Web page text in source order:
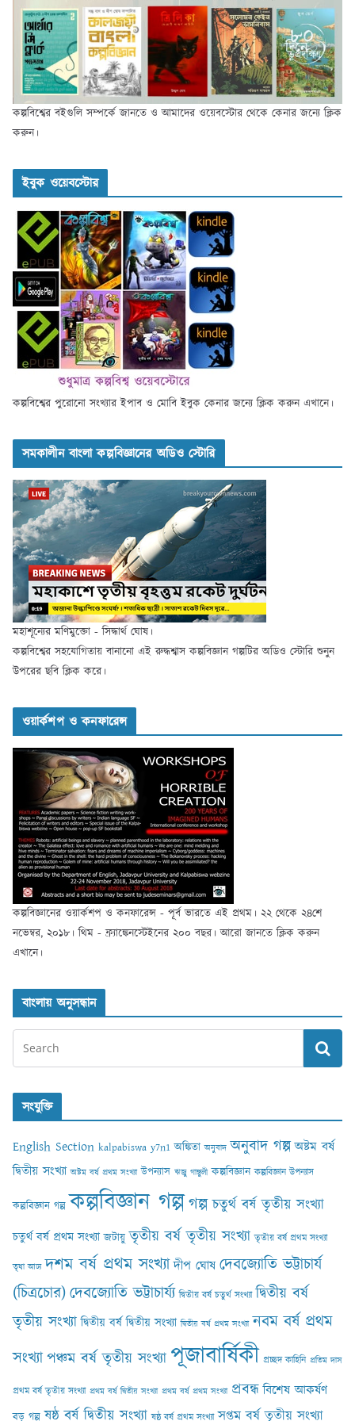
কল্পবিশ্বের বইগুলি সম্পর্কে জানতে ও আমাদের ওয়েবস্টোর থেকে কেনার জন্যে ক্লিক
করুন।
ইবুক ওয়েবস্টোর
কল্পবিশ্বের পুরোনো সংখ্যার ইপাব ও মোবি ইবুক কেনার জন্যে ক্লিক করুন এখানে।
সমকালীন বাংলা কল্পবিজ্ঞানের অডিও স্টোরি
মহাশূন্যের মণিমুক্তো - সিদ্ধার্থ ঘোষ।
কল্পবিশ্বের সহযোগিতায় বানানো এই রুদ্ধশ্বাস কল্পবিজ্ঞান গল্পটির অডিও স্টোরি শুনুন
উপরের ছবি ক্লিক করে।
ওয়ার্কশপ ও কনফারেন্স
কল্পবিজ্ঞানের ওয়ার্কশপ ও কনফারেন্স - পূর্ব ভারতে এই প্রথম। ২২ থেকে ২৪শে
নভেম্বর, ২০১৮। থিম - ফ্র্যাঙ্কেনস্টেইনের ২০০ বছর। আরো জানতে ক্লিক করুন
এখানে।
বাংলায় অনুসন্ধান
সংযুক্তি
English Section kalpabiswa y7n1 অঙ্কিতা অনুবাদ অনুবাদ গল্প অষ্টম বর্ষ
দ্বিতীয় সংখ্যা অষ্টম বর্ষ প্রথম সংখ্যা উপন্যাস ঋজু গাঙ্গুলী কল্পবিজ্ঞান কল্পবিজ্ঞান উপন্যাস
কল্পবিজ্ঞান গল্প কল্পবিজ্ঞান গল্পগল্প চতুর্থ বর্ষ তৃতীয় সংখ্যা
চতুর্থ বর্ষ প্রথম সংখ্যা জটায়ু তৃতীয় বর্ষ তৃতীয় সংখ্যা তৃতীয় বর্ষ প্রথম সংখ্যা
তৃষা আঢ‍্য দশম বর্ষ প্রথম সংখ্যা দীপ ঘোষ দেবজ্যোতি ভট্টাচার্য
(চিত্রচোর)দেবজ্যোতি ভট্টাচার্য্য দ্বিতীয় বর্ষ চতুর্থ সংখ্যা দ্বিতীয় বর্ষ
তৃতীয় সংখ্যা দ্বিতীয় বর্ষ দ্বিতীয় সংখ্যা দ্বিতীয় বর্ষ প্রথম সংখ্যা নবম বর্ষ প্রথম
সংখ্যাপঞ্চম বর্ষ তৃতীয় সংখ্যা পূজাবার্ষিকী প্রচ্ছদ কাহিনি প্রতিম দাস
প্রথম বর্ষ তৃতীয় সংখ্যা প্রথম বর্ষ দ্বিতীয় সংখ্যা প্রথম বর্ষ প্রথম সংখ্যা প্রবন্ধ বিশেষ আকর্ষণ
বড় গল্প ষষ্ঠ বর্ষ দ্বিতীয় সংখ্যা ষষ্ঠ বর্ষ প্রথম সংখ্যা সপ্তম বর্ষ তৃতীয় সংখ্যা